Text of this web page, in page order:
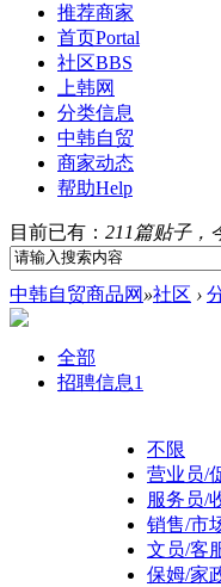
推荐商家
首页Portal
社区BBS
上韩网
分类信息
中韩自贸
商家动态
帮助Help
目前已有： 211篇贴子，
中韩自贸商品网 »社区 ›
全部
招聘信息1
不限
营业员/
服务员/
销售/市
文员/客
保姆/家